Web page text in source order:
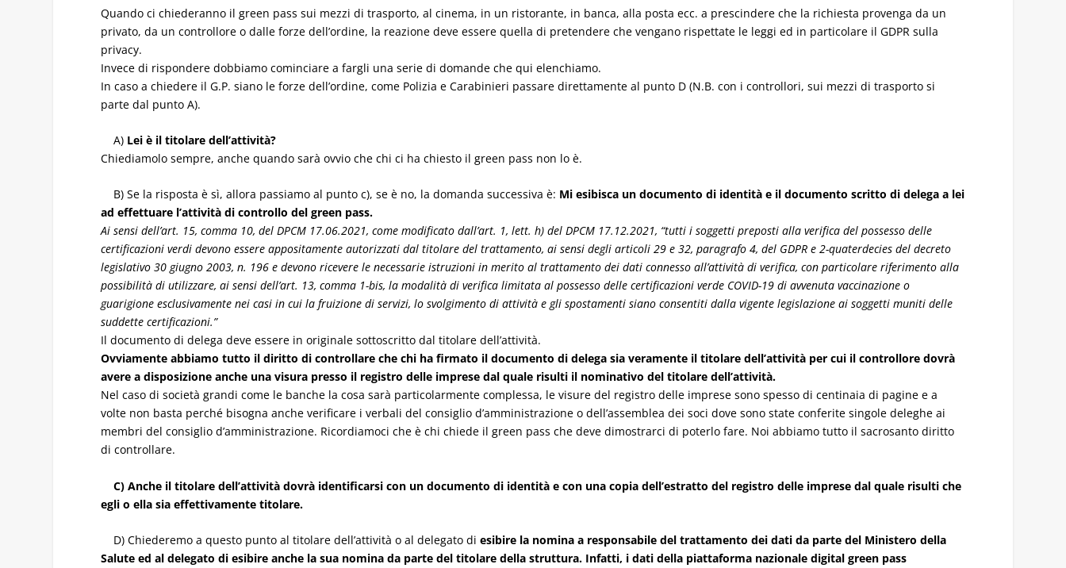
Quando ci chiederanno il green pass sui mezzi di trasporto, al cinema, in un ristorante, in banca, alla posta ecc. a prescindere che la richiesta provenga da un
privato, da un controllore o dalle forze dell’ordine, la reazione deve essere quella di pretendere che vengano rispettate le leggi ed in particolare il GDPR sulla
privacy.
Invece di rispondere dobbiamo cominciare a fargli una serie di domande che qui elenchiamo.
In caso a chiedere il G.P. siano le forze dell’ordine, come Polizia e Carabinieri passare direttamente al punto D (N.B. con i controllori, sui mezzi di trasporto si
parte dal punto A).
A) Lei è il titolare dell’attività?
Chiediamolo sempre, anche quando sarà ovvio che chi ci ha chiesto il green pass non lo è.
B) Se la risposta è sì, allora passiamo al punto c), se è no, la domanda successiva è: Mi esibisca un documento di identità e il documento scritto di delega a lei
ad effettuare l’attività di controllo del green pass.
Ai sensi dell’art. 15, comma 10, del DPCM 17.06.2021, come modificato dall’art. 1, lett. h) del DPCM 17.12.2021, “tutti i soggetti preposti alla verifica del possesso delle
certificazioni verdi devono essere appositamente autorizzati dal titolare del trattamento, ai sensi degli articoli 29 e 32, paragrafo 4, del GDPR e 2-quaterdecies del decreto
legislativo 30 giugno 2003, n. 196 e devono ricevere le necessarie istruzioni in merito al trattamento dei dati connesso all’attività di verifica, con particolare riferimento alla
possibilità di utilizzare, ai sensi dell’art. 13, comma 1-bis, la modalità di verifica limitata al possesso delle certificazioni verde COVID-19 di avvenuta vaccinazione o
guarigione esclusivamente nei casi in cui la fruizione di servizi, lo svolgimento di attività e gli spostamenti siano consentiti dalla vigente legislazione ai soggetti muniti delle
suddette certificazioni.”
Il documento di delega deve essere in originale sottoscritto dal titolare dell’attività.
Ovviamente abbiamo tutto il diritto di controllare che chi ha firmato il documento di delega sia veramente il titolare dell’attività per cui il controllore dovrà
avere a disposizione anche una visura presso il registro delle imprese dal quale risulti il nominativo del titolare dell’attività.
Nel caso di società grandi come le banche la cosa sarà particolarmente complessa, le visure del registro delle imprese sono spesso di centinaia di pagine e a
volte non basta perché bisogna anche verificare i verbali del consiglio d’amministrazione o dell’assemblea dei soci dove sono state conferite singole deleghe ai
membri del consiglio d’amministrazione. Ricordiamoci che è chi chiede il green pass che deve dimostrarci di poterlo fare. Noi abbiamo tutto il sacrosanto diritto
di controllare.
C) Anche il titolare dell’attività dovrà identificarsi con un documento di identità e con una copia dell’estratto del registro delle imprese dal quale risulti che
egli o ella sia effettivamente titolare.
D) Chiederemo a questo punto al titolare dell’attività o al delegato diesibire la nomina a responsabile del trattamento dei dati da parte del Ministero della
Salute ed al delegato di esibire anche la sua nomina da parte del titolare della struttura. Infatti, i dati della piattaforma nazionale digital green pass